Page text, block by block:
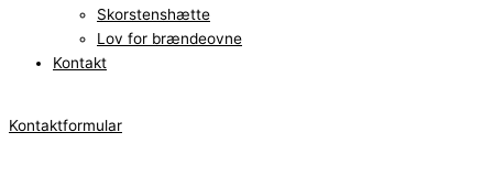
Skorstenshætte
Lov for brændeovne
Kontakt
Kontaktformular